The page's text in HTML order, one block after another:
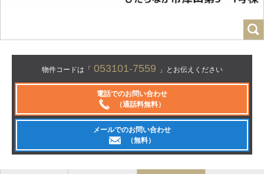
物件コードは「 053101-7559 」とお伝えください
電話でのお問い合わせ
（通話料無料）
メールでのお問い合わせ
（無料）